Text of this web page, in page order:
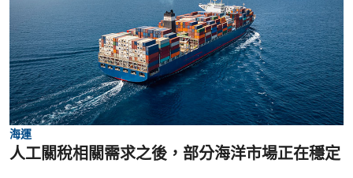
海運
人工關稅相關需求之後，部分海洋市場正在穩定